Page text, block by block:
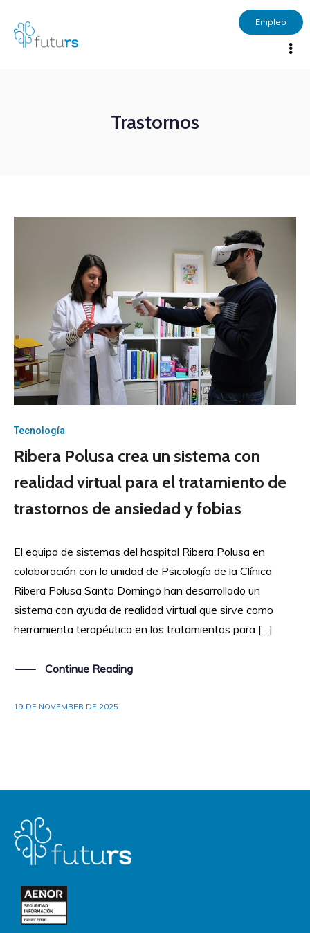
Empleo
Trastornos
Tecnología
Ribera Polusa crea un sistema con
realidad virtual para el tratamiento de
trastornos de ansiedad y fobias
El equipo de sistemas del hospital Ribera Polusa en
colaboración con la unidad de Psicología de la Clínica
Ribera Polusa Santo Domingo han desarrollado un
sistema con ayuda de realidad virtual que sirve como
herramienta terapéutica en los tratamientos para […]
Continue Reading
19 DE NOVEMBER DE 2025